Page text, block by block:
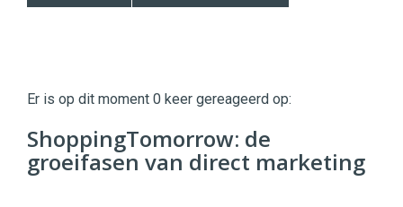
|
Digital
Commercehttps://twinklemagazine.nl
9654
Er is op dit moment 0 keer gereageerd op:
ShoppingTomorrow: de
groeifasen van direct marketing